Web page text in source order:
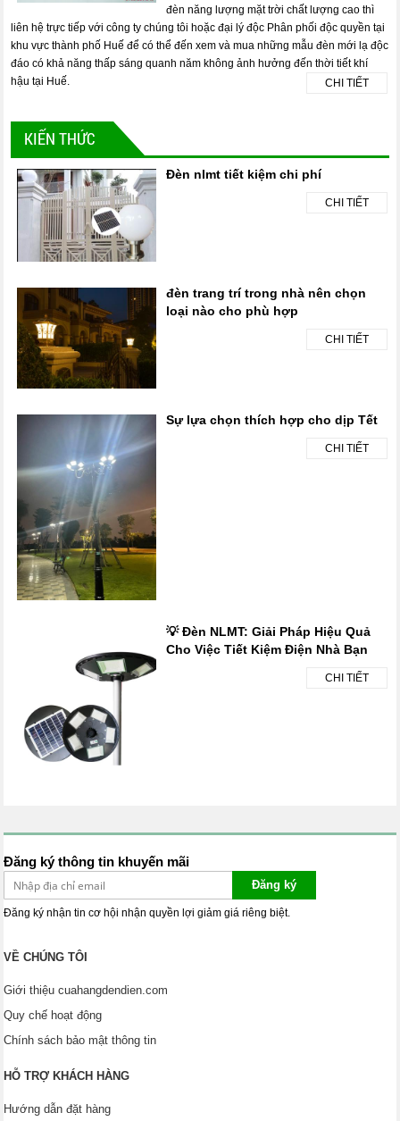
đèn năng lượng mặt trời chất lượng cao thì
liên hệ trực tiếp với công ty chúng tôi hoặc đại lý độc Phân phối độc quyền tại
khu vực thành phố Huế để có thể đến xem và mua những mẫu đèn mới lạ độc
đáo có khả năng thấp sáng quanh năm không ảnh hưởng đến thời tiết khí
hậu tại Huế.
CHI TIẾT
KIẾN THỨC
Đèn nlmt tiết kiệm chi phí
CHI TIẾT
đèn trang trí trong nhà nên chọn
loại nào cho phù hợp
CHI TIẾT
Sự lựa chọn thích hợp cho dịp Tết
CHI TIẾT
💡 Đèn NLMT: Giải Pháp Hiệu Quả
Cho Việc Tiết Kiệm Điện Nhà Bạn
CHI TIẾT
Đăng ký thông tin khuyến mãi
Đăng ký
Đăng ký nhận tin cơ hội nhận quyền lợi giảm giá riêng biệt.
VỀ CHÚNG TÔI
Giới thiệu cuahangdendien.com
Quy chế hoạt động
Chính sách bảo mật thông tin
HỖ TRỢ KHÁCH HÀNG
Hướng dẫn đặt hàng